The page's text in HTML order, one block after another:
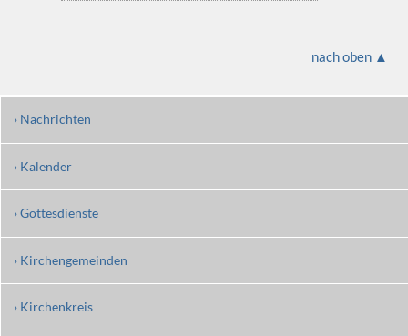
nach oben ▲
› Nachrichten
› Kalender
› Gottesdienste
› Kirchengemeinden
› Kirchenkreis